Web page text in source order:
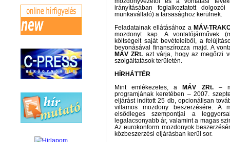
irányításában foglalkoztatott
munkavállaló) a társasághoz kerülnek.
Feladatainak ellátásához a MÁV-
mozdonyt kap. A vontatójárművek
költségeit saját bevételeiből, a
bevonásával finanszírozza majd. A
MÁV ZRt. azt várja, hogy az megőrzi
szolgáltatások területén.
HÍRHÁTTÉR
Mint emlékezetes, a
MÁV ZRt.–
programjának keretében – 2007.
eljárást indított 25 db, opcionálisan
villamos mozdony beszerzésére. A
elsődleges szempontjai a
legalacsonyabb ár, valamint a magas
Az eurokonform mozdonyok
közbeszerzési eljárásban kerül sor.